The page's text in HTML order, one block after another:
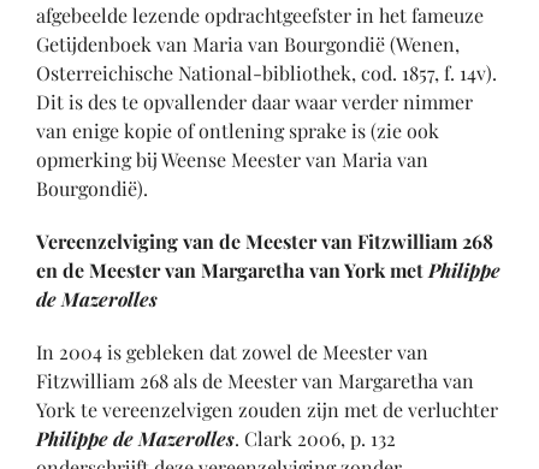
afgebeelde lezende opdrachtgeefster in het fameuze
Getijdenboek van Maria van Bourgondië (Wenen,
Osterreichische National-bibliothek, cod. 1857, f. 14v).
Dit is des te opvallender daar waar verder nimmer
van enige kopie of ontlening sprake is (zie ook
opmerking bij Weense Meester van Maria van
Bourgondië).
Vereenzelviging van de Meester van Fitzwilliam 268
en de Meester van Margaretha van York met Philippe
de Mazerolles
In 2004 is gebleken dat zowel de Meester van
Fitzwilliam 268 als de Meester van Margaretha van
York te vereenzelvigen zouden zijn met de verluchter
Philippe de Mazerolles. Clark 2006, p. 132